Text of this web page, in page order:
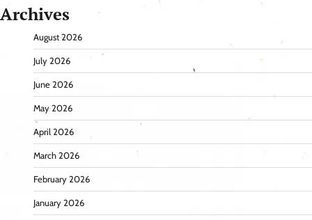
Archives
August 2026
July 2026
June 2026
May 2026
April 2026
March 2026
February 2026
January 2026